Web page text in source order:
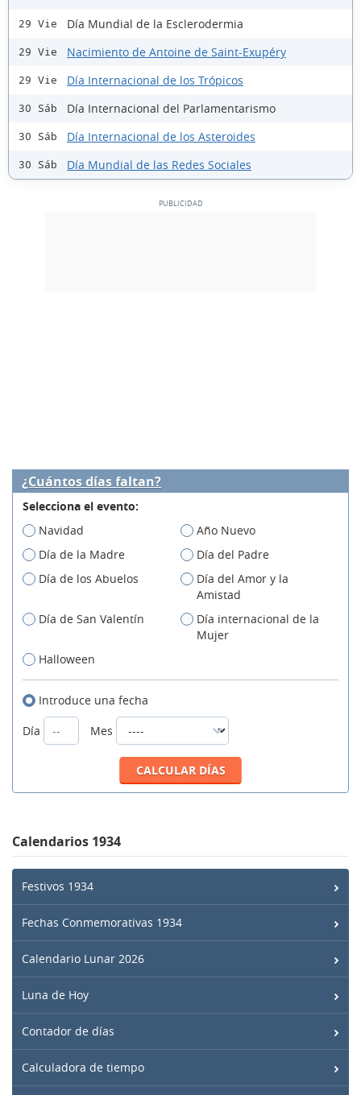
29 Vie Día Mundial de la Esclerodermia
29 Vie Nacimiento de Antoine de Saint-Exupéry
29 Vie Día Internacional de los Trópicos
30 Sáb Día Internacional del Parlamentarismo
30 Sáb Día Internacional de los Asteroides
30 Sáb Día Mundial de las Redes Sociales
¿Cuántos días faltan?
Selecciona el evento:
Navidad
Año Nuevo
Día de la Madre
Día del Padre
Día de los Abuelos
Día del Amor y la
Amistad
Día de San Valentín
Día internacional de la
Mujer
Halloween
Introduce una fecha
Día
Mes
Calendarios 1934
Festivos 1934
Fechas Conmemorativas 1934
Calendario Lunar 2026
Luna de Hoy
Contador de días
Calculadora de tiempo